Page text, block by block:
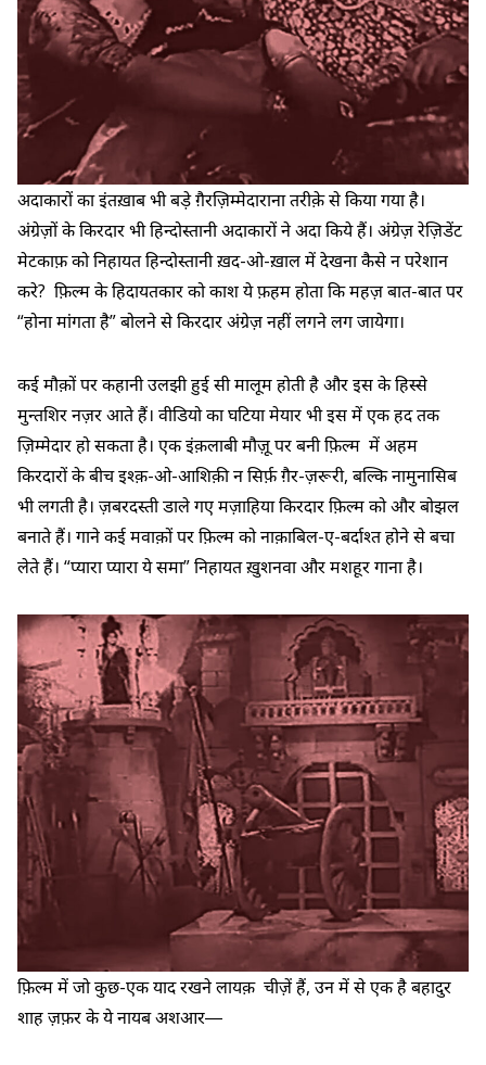
अदाकारों का इंतख़ाब भी बड़े ग़ैरज़िम्मेदाराना तरीक़े से किया गया है।
अंग्रेज़ों के किरदार भी हिन्दोस्तानी अदाकारों ने अदा किये हैं। अंग्रेज़ रेज़िडेंट
मेटकाफ़ को निहायत हिन्दोस्तानी ख़द-ओ-ख़ाल में देखना कैसे न परेशान
करे? फ़िल्म के हिदायतकार को काश ये फ़हम होता कि महज़ बात-बात पर
“होना मांगता है” बोलने से किरदार अंग्रेज़ नहीं लगने लग जायेगा।
कई मौक़ों पर कहानी उलझी हुई सी मालूम होती है और इस के हिस्से
मुन्तशिर नज़र आते हैं। वीडियो का घटिया मेयार भी इस में एक हद तक
ज़िम्मेदार हो सकता है। एक इंक़लाबी मौज़ू पर बनी फ़िल्म में अहम
किरदारों के बीच इश्क़-ओ-आशिक़ी न सिर्फ़ ग़ैर-ज़रूरी, बल्कि नामुनासिब
भी लगती है। ज़बरदस्ती डाले गए मज़ाहिया किरदार फ़िल्म को और बोझल
बनाते हैं। गाने कई मवाक़ों पर फ़िल्म को नाक़ाबिल-ए-बर्दाश्त होने से बचा
लेते हैं। “प्यारा प्यारा ये समा” निहायत ख़ुशनवा और मशहूर गाना है।
फ़िल्म में जो कुछ-एक याद रखने लायक़ चीज़ें हैं, उन में से एक है बहादुर
शाह ज़फ़र के ये नायब अशआर―